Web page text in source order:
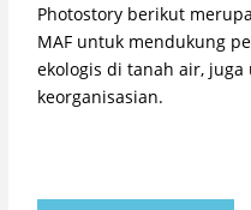
Photostory berikut
MAF untuk mendukung
ekologis di tanah air,
keorganisasian.